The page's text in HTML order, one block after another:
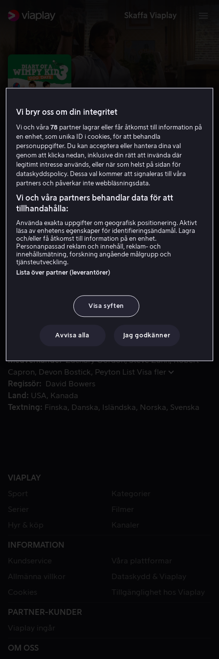
Skaffa Viaplay
Dagbok för alla mina fans - Usla
utsikter
6.3 Drama
HD
Hyr 49 kr
Köp 139 kr
Skolan är slut, lovet börjar. Men då Gregs far hotar med
Skolan är slut, lovet börjar. Men då Gregs far hotar med
om sommaren. Tredje delen i Whimpy Kid-serien
Medverkande Zachary Gordon Steve Zahn Robert
Capron
Devon Bostick Peyton List Visa fler
Regissör
David Bowers
Land
USA
Kanada
Textning
Finska Danska Isländska Norska Svenska
VIAPLAY
Sport
Kategorier
Serier
Filmer
Hyr & köp
Kanaler
INFORMATION
Kundservice
Våra plattformar
Allmänna villkor
Dataskydd & Viaplay
Cookies
Tillgänglighet hos Viaplay
PARTNER-KUNDER
Viaplay ingår
OM OSS
Vi bryr oss om din integritet
Vi och våra78 partner lagrar eller får åtkomst till information på
en enhet, som unika ID i cookies, för att behandla
personuppgifter. Du kan acceptera eller hantera dina val
genom att klicka nedan, inklusive din rätt att invända där
legitimt intresse används, eller när som helst på sidan för
dataskyddspolicy. Dessa val kommer att signaleras till våra
partners och påverkar inte webbläsningsdata.
Vi och våra partners behandlar data för att
tillhandahålla:
Använda exakta uppgifter om geografisk positionering. Aktivt
läsa av enhetens egenskaper för identifieringsändamål. Lagra
och/eller få åtkomst till information på en enhet.
Personanpassad reklam och innehåll, reklam- och
innehållsmätning, forskning angående målgrupp och
tjänsteutveckling.
Lista över partner (leverantörer)
Visa syften
Avvisa alla Jag godkänner